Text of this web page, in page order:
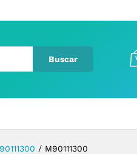
Buscar
/ M90111300